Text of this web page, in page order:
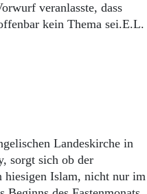
veranlasste, dass
kein Thema sei.E.L.
Landeskirche in
sorgt sich ob der
hiesigen Islam, nicht nur im